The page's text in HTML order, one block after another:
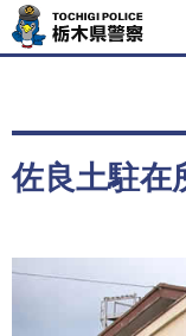
Tochigi Police 栃
木県警察
佐良土駐在